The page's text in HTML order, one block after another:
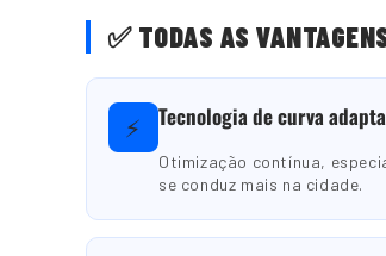
✅ TODAS AS
⚡ Tecnologia de curva
Otimização contínua,
se conduz mais na cidade.